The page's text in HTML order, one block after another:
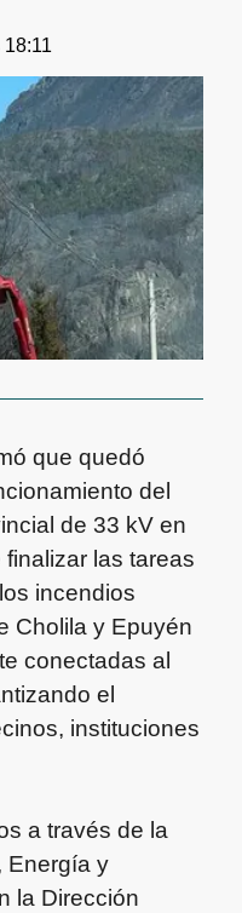
que quedó
del
de 33 kV en
las tareas
incendios
Cholila y Epuyén
conectadas al
el
instituciones
a través de la
Energía y
la Dirección